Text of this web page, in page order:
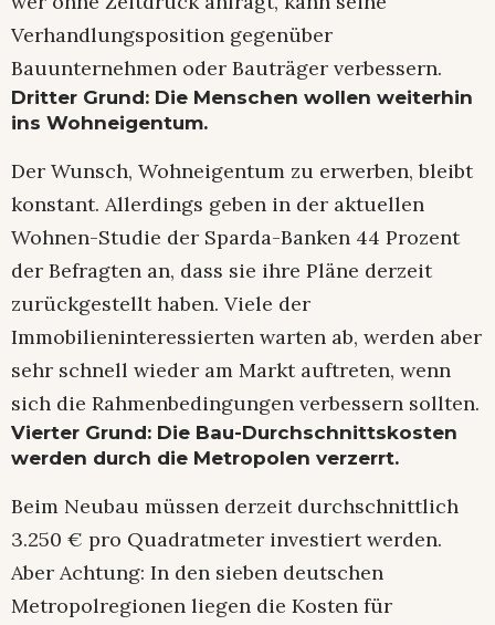
Verhandlungsposition gegenüber
Bauunternehmen oder Bauträger verbessern.
Dritter Grund: Die Menschen wollen weiterhin
ins Wohneigentum.
Der Wunsch, Wohneigentum zu erwerben, bleibt
konstant. Allerdings geben in der aktuellen
Wohnen-Studie der Sparda-Banken 44 Prozent
der Befragten an, dass sie ihre Pläne derzeit
zurückgestellt haben. Viele der
Immobilieninteressierten warten ab, werden aber
sehr schnell wieder am Markt auftreten, wenn
sich die Rahmenbedingungen verbessern sollten.
Vierter Grund: Die Bau-Durchschnittskosten
werden durch die Metropolen verzerrt.
Beim Neubau müssen derzeit durchschnittlich
3.250 € pro Quadratmeter investiert werden.
Aber Achtung: In den sieben deutschen
Metropolregionen liegen die Kosten für